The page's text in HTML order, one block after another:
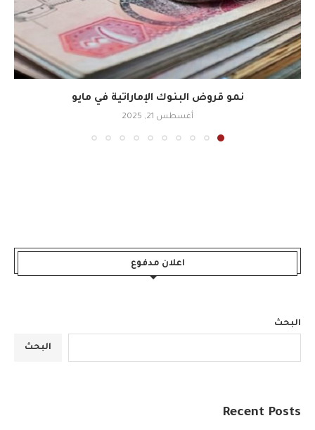
نمو قروض البنوك الإماراتية في مايو
أغسطس 21, 2025
اعلان مدفوع
البحث
البحث
Recent Posts